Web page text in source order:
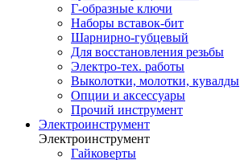
Г-образные ключи
Наборы вставок-бит
Шарнирно-губцевый
Для восстановления резьбы
Электро-тех. работы
Выколотки, молотки, кувалды
Опции и аксессуары
Прочий инструмент
Электроинструмент
Электроинструмент
Гайковерты